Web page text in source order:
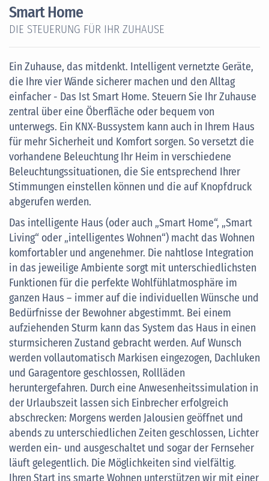
Smart Home
DIE STEUERUNG FÜR IHR ZUHAUSE
Ein Zuhause, das mitdenkt. Intelligent vernetzte Geräte,
die Ihre vier Wände sicherer machen und den Alltag
einfacher - Das Ist Smart Home. Steuern Sie Ihr Zuhause
zentral über eine Öberfläche oder bequem von
unterwegs. Ein KNX-Bussystem kann auch in Ihrem Haus
für mehr Sicherheit und Komfort sorgen. So versetzt die
vorhandene Beleuchtung Ihr Heim in verschiedene
Beleuchtungssituationen, die Sie entsprechend Ihrer
Stimmungen einstellen können und die auf Knopfdruck
abgerufen werden.
Das intelligente Haus (oder auch „Smart Home“, „Smart
Living“ oder „intelligentes Wohnen“) macht das Wohnen
komfortabler und angenehmer. Die nahtlose Integration
in das jeweilige Ambiente sorgt mit unterschiedlichsten
Funktionen für die perfekte Wohlfühlatmosphäre im
ganzen Haus – immer auf die individuellen Wünsche und
Bedürfnisse der Bewohner abgestimmt. Bei einem
aufziehenden Sturm kann das System das Haus in einen
sturmsicheren Zustand gebracht werden. Auf Wunsch
werden vollautomatisch Markisen eingezogen, Dachluken
und Garagentore geschlossen, Rollläden
heruntergefahren. Durch eine Anwesenheitssimulation in
der Urlaubszeit lassen sich Einbrecher erfolgreich
abschrecken: Morgens werden Jalousien geöffnet und
abends zu unterschiedlichen Zeiten geschlossen, Lichter
werden ein- und ausgeschaltet und sogar der Fernseher
läuft gelegentlich. Die Möglichkeiten sind vielfältig.
Ihren Start ins smarte Wohnen unterstützen wir mit einer